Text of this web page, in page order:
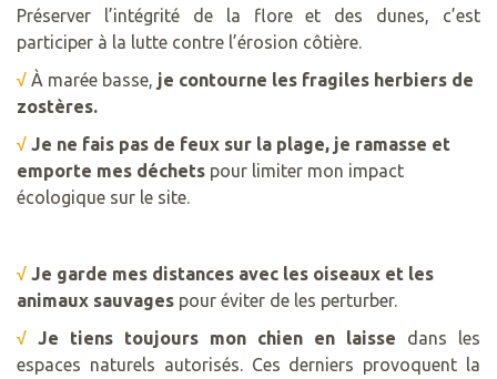
Préserver l’intégrité de la flore et des dunes, c’est
participer à la lutte contre l’érosion côtière.
√ À marée basse, je contourne les fragiles herbiers de
zostères.
√ Je ne fais pas de feux sur la plage, je ramasse et
emporte mes déchets pour limiter mon impact
écologique sur le site.
√ Je garde mes distances avec les oiseaux et les
animaux sauvages pour éviter de les perturber.
√ Je tiens toujours mon chien en laisse dans les
espaces naturels autorisés. Ces derniers provoquent la